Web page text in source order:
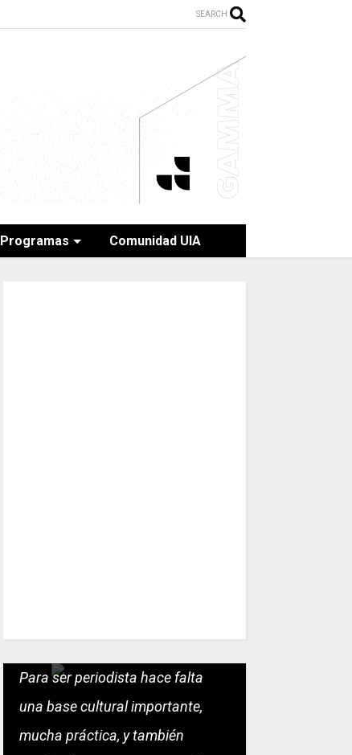
SEARCH
Programas Comunidad UIA
Para ser periodista hace falta
una base cultural importante,
mucha práctica, y también